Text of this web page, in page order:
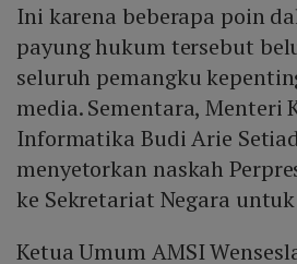
Ini karena beberapa poin
payung hukum tersebut
seluruh pemangku
media. Sementara, Menteri
Informatika Budi Arie
menyetorkan naskah
ke Sekretariat Negara
Ketua Umum AMSI